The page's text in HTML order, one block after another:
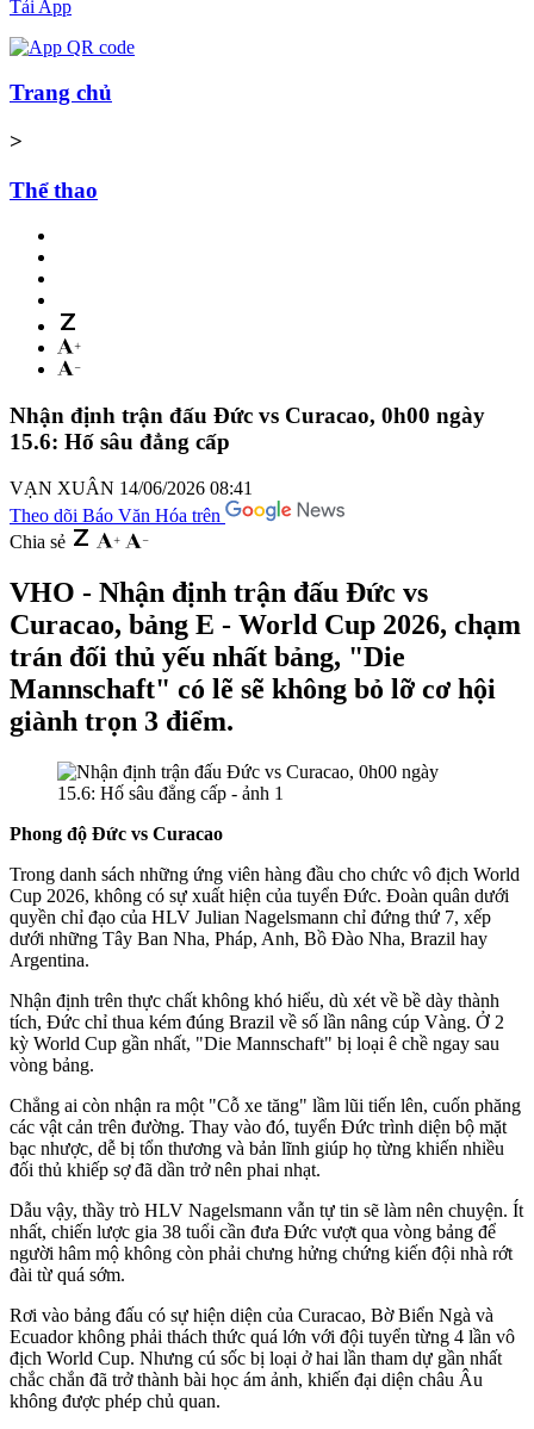
Tải App
Trang chủ
>
Thể thao
Nhận định trận đấu Đức vs Curacao, 0h00 ngày
15.6: Hố sâu đẳng cấp
VẠN XUÂN 14/06/2026 08:41
Theo dõi Báo Văn Hóa trên
Chia sẻ
VHO - Nhận định trận đấu Đức vs
Curacao, bảng E - World Cup 2026, chạm
trán đối thủ yếu nhất bảng, "Die
Mannschaft" có lẽ sẽ không bỏ lỡ cơ hội
giành trọn 3 điểm.
Phong độ Đức vs Curacao
Trong danh sách những ứng viên hàng đầu cho chức vô địch World
Cup 2026, không có sự xuất hiện của tuyển Đức. Đoàn quân dưới
quyền chỉ đạo của HLV Julian Nagelsmann chỉ đứng thứ 7, xếp
dưới những Tây Ban Nha, Pháp, Anh, Bồ Đào Nha, Brazil hay
Argentina.
Nhận định trên thực chất không khó hiểu, dù xét về bề dày thành
tích, Đức chỉ thua kém đúng Brazil về số lần nâng cúp Vàng. Ở 2
kỳ World Cup gần nhất, "Die Mannschaft" bị loại ê chề ngay sau
vòng bảng.
Chẳng ai còn nhận ra một "Cỗ xe tăng" lầm lũi tiến lên, cuốn phăng
các vật cản trên đường. Thay vào đó, tuyển Đức trình diện bộ mặt
bạc nhược, dễ bị tổn thương và bản lĩnh giúp họ từng khiến nhiều
đối thủ khiếp sợ đã dần trở nên phai nhạt.
Dẫu vậy, thầy trò HLV Nagelsmann vẫn tự tin sẽ làm nên chuyện. Ít
nhất, chiến lược gia 38 tuổi cần đưa Đức vượt qua vòng bảng để
người hâm mộ không còn phải chưng hửng chứng kiến đội nhà rớt
đài từ quá sớm.
Rơi vào bảng đấu có sự hiện diện của Curacao, Bờ Biển Ngà và
Ecuador không phải thách thức quá lớn với đội tuyển từng 4 lần vô
địch World Cup. Nhưng cú sốc bị loại ở hai lần tham dự gần nhất
chắc chắn đã trở thành bài học ám ảnh, khiến đại diện châu Âu
không được phép chủ quan.